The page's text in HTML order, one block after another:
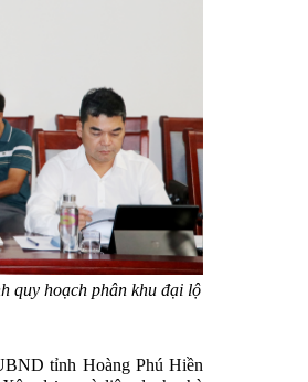
quy hoạch phân khu đại lộ
tỉnh Hoàng Phú Hiền